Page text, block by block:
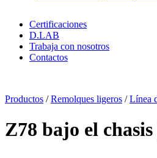
Certificaciones
D.LAB
Trabaja con nosotros
Contactos
Productos /Remolques ligeros /Línea
Z78 bajo el